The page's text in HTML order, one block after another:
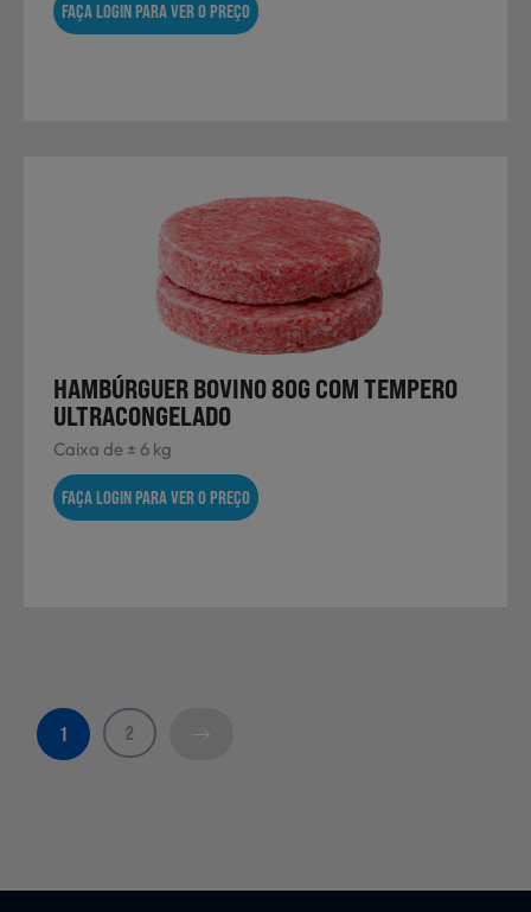
FAÇA LOGIN PARA VER O PREÇO
HAMBÚRGUER BOVINO 80G COM TEMPERO
ULTRACONGELADO
Caixa de ± 6 kg
FAÇA LOGIN PARA VER O PREÇO
1 2